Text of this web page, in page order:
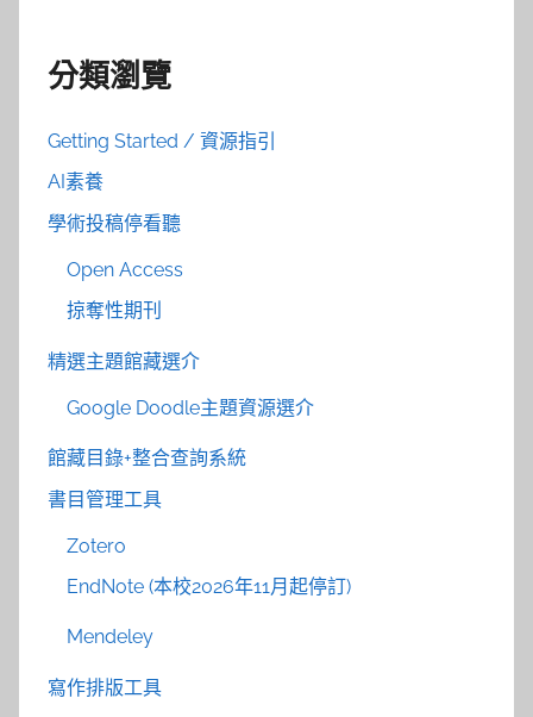
分類瀏覽
Getting Started / 資源指引
AI素養
學術投稿停看聽
Open Access
掠奪性期刊
精選主題館藏選介
Google Doodle主題資源選介
館藏目錄+整合查詢系統
書目管理工具
Zotero
EndNote (本校2026年11月起停訂)
Mendeley
寫作排版工具